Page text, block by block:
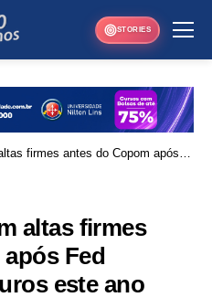
STORIES
firmes antes do Copom após
altas firmes
Fed
este ano